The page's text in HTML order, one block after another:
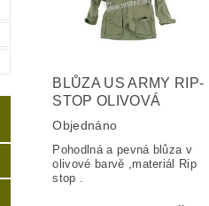
BLŮZA US ARMY RIP-
STOP OLIVOVÁ
Objednáno
Pohodlná a pevná blůza v
olivové barvě ,materiál Rip
stop .